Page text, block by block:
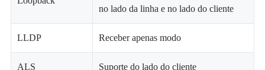
no lado da linha e no lado do cliente
LLDP Receber apenas modo
ALS Suporte do lado do cliente